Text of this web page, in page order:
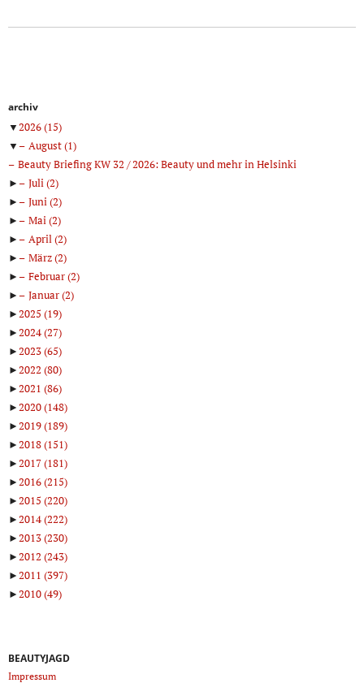
archiv
▼2026(15)
▼
August(1)
Beauty Briefing KW 32 / 2026: Beauty und mehr in Helsinki
►
Juli(2)
►
Juni(2)
►
Mai(2)
►
April(2)
►
März(2)
►
Februar(2)
►
Januar(2)
►2025 (19)
►2024(27)
►2023(65)
►2022 (80)
►2021 (86)
►2020(148)
►2019(189)
►2018(151)
►2017(181)
►2016(215)
►2015 (220)
►2014(222)
►2013(230)
►2012 (243)
►2011 (397)
►2010(49)
BEAUTYJAGD
Impressum